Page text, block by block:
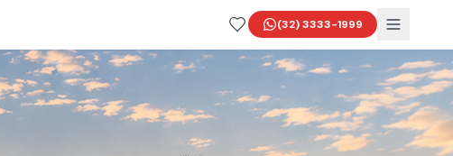
(32) 3333-1999